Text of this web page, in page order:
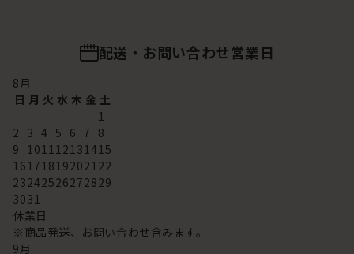
配送・お問い合わせ営業日
8月
日 月 火 水 木 金 土
1
2 3 4 5 6 7 8
9 101112131415
16171819202122
23242526272829
3031
休業日
※商品発送、お問い合わせ含みます。
9月